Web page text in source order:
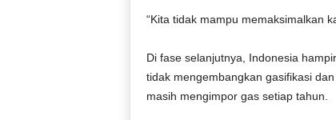
“Kita tidak mampu memaksimalkan
Di fase selanjutnya, Indonesia
tidak mengembangkan gasifikasi
masih mengimpor gas setiap tahun.